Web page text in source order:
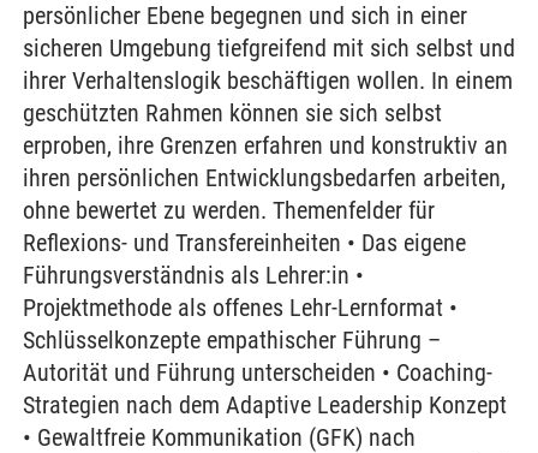
persönlicher Ebene begegnen und sich in einer
sicheren Umgebung tiefgreifend mit sich selbst und
ihrer Verhaltenslogik beschäftigen wollen. In einem
geschützten Rahmen können sie sich selbst
erproben, ihre Grenzen erfahren und konstruktiv an
ihren persönlichen Entwicklungsbedarfen arbeiten,
ohne bewertet zu werden. Themenfelder für
Reflexions- und Transfereinheiten • Das eigene
Führungsverständnis als Lehrer:in •
Projektmethode als offenes Lehr-Lernformat •
Schlüsselkonzepte empathischer Führung –
Autorität und Führung unterscheiden • Coaching-
Strategien nach dem Adaptive Leadership Konzept
• Gewaltfreie Kommunikation (GFK) nach